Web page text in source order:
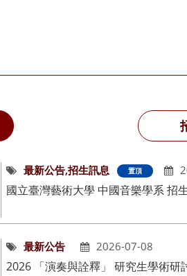
最新公告,招生訊息 置頂
國立臺灣藝術大學 中國音樂學系 招
最新公告 2026-07-08